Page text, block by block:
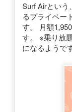
Surf Airとい
るプライベー
す。 月額
す。 ※乗り放
になるようで